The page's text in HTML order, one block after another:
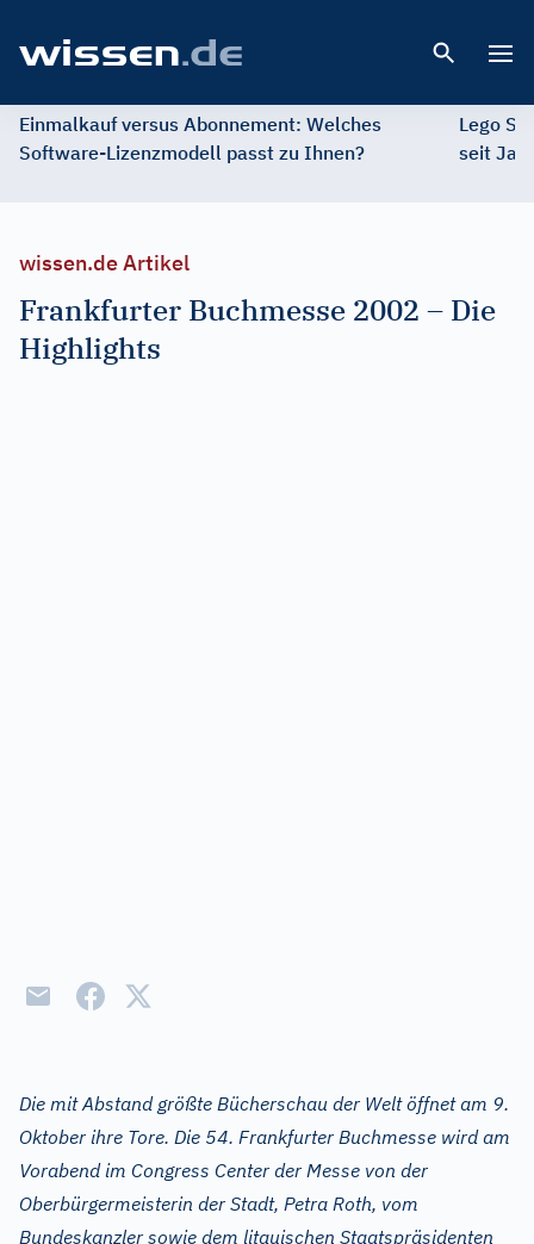
Einmalkauf versus Abonnement: Welches
Software-Lizenzmodell passt zu Ihnen?
Lego
seit
wissen.de Artikel
Frankfurter Buchmesse 2002 – Die
Highlights
Die mit Abstand größte Bücherschau der Welt öffnet am 9.
Oktober ihre Tore. Die 54. Frankfurter Buchmesse wird am
Vorabend im Congress Center der Messe von der
Oberbürgermeisterin der Stadt, Petra Roth, vom
Bundeskanzler sowie dem litauischen Staatspräsidenten